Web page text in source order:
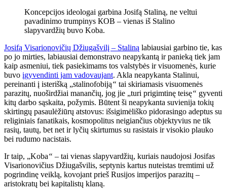
Koncepcijos ideologai garbina Josifą Staliną, ne veltui
pavadinimo trumpinys КOB – vienas iš Stalino
slapyvardžių buvo Koba.
Josifą Visarionovičių Džiugašvilį – Staliną labiausiai garbino tie, kas
po jo mirties, labiausiai demonstravo neapykantą ir panieką tiek jam
kaip asmeniui, tiek pasiekimams tos valstybės ir visuomenės, kurie
buvo įgyvendinti jam vadovaujant. Akla neapykanta Stalinui,
pereinanti į isterišką „stalinofobiją“ tai skiriamasis visuomenės
parazitų, nuoširdžiai manančių, jog jie „turi prigimtinę teisę“ gyventi
kitų darbo sąskaita, požymis. Būtent ši neapykanta suvienija tokių
skirtingų pasaulėžiūrų atstovus: išsigimėliško pidorasingo adeptus su
religiniais fanatikais, kosmopolitus neigiančius objektyvius ne tik
rasių, tautų, bet net ir lyčių skirtumus su rasistais ir visokio plauko
bei rudumo nacistais.
Ir taip, „Koba“ – tai vienas slapyvardžių, kuriais naudojosi Josifas
Visarionovičius Džiugašvilis, septynis kartus nuteistas tremtimi už
pogrindinę veiklą, kovojant prieš Rusijos imperijos parazitų –
aristokratų bei kapitalistų klaną.